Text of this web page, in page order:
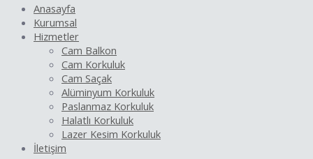
Anasayfa
Kurumsal
Hizmetler
Cam Balkon
Cam Korkuluk
Cam Saçak
Alüminyum Korkuluk
Paslanmaz Korkuluk
Halatlı Korkuluk
Lazer Kesim Korkuluk
İletişim